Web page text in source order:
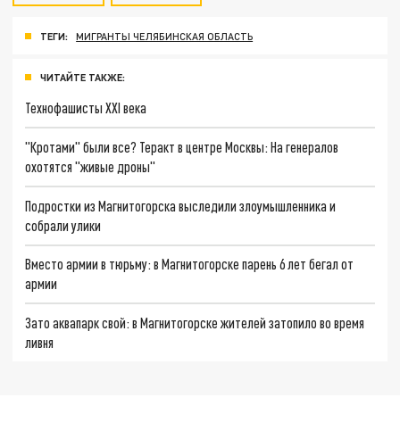
ТЕГИ: МИГРАНТЫ ЧЕЛЯБИНСКАЯ ОБЛАСТЬ
ЧИТАЙТЕ ТАКЖЕ:
Технофашисты XXI века
"Кротами" были все? Теракт в центре Москвы: На генералов
охотятся "живые дроны"
Подростки из Магнитогорска выследили злоумышленника и
собрали улики
Вместо армии в тюрьму: в Магнитогорске парень 6 лет бегал от
армии
Зато аквапарк свой: в Магнитогорске жителей затопило во время
ливня